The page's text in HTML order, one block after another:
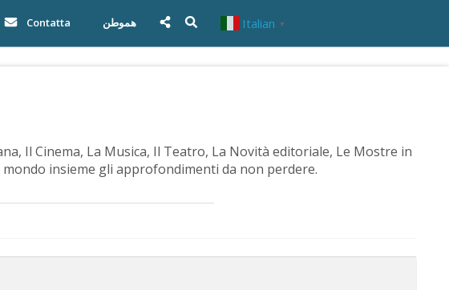
Contatta هموطن Italian ▼
Il Cinema, La Musica, Il Teatro, La Novità editoriale, Le Mostre in
insieme gli approfondimenti da non perdere.